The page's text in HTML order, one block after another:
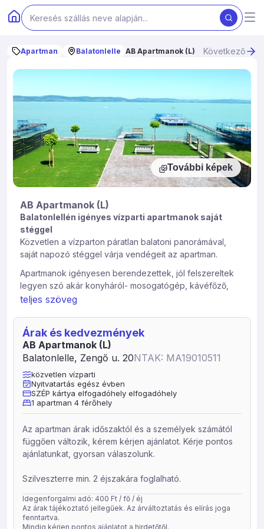
Apartman Balatonlelle AB Apartmanok (L) Következő
További képek
AB Apartmanok (L)
Balatonlellén igényes vízparti apartmanok saját
stéggel
Közvetlen a vízparton páratlan balatoni panorámával,
saját napozó stéggel várja vendégeit az apartman.
Apartmanok igényesen berendezettek, jól felszereltek
legyen szó akár konyháról- mosogatógép, kávéfőző,
kenyérpiritó, vízforraló, mikrósütő-, kisgyerekeseknek ha
tudhatják ha az apartman széfjébe teszik. A nyugodt
pihenés elengedhetetlen feltétele, hogy autóját a
szálláshely zárt udvarában biztonságban tudhassa.
teljes szöveg
Árak és kedvezmények
AB Apartmanok (L)
Balatonlelle, Zengő u. 20NTAK: MA19010511
közvetlen vízparti
Nyitvatartás egész évben
SZÉP kártya elfogadóhely elfogadóhely
1 apartman 4 férőhely
Az apartman árak időszaktól és a személyek számától
függően változik, kérem kérjen ajánlatot. Kérje pontos
ajánlatunkat, gyorsan válaszolunk.
Szilveszterre min. 2 éjszakára foglalható.
Idegenforgalmi adó: 400 Ft / fő / éj
Az árak tájékoztató jellegűek. Az árváltoztatás és elírás joga
fenntartva.
Mindig kérjen pontos ajánlatot a hirdetőtől.